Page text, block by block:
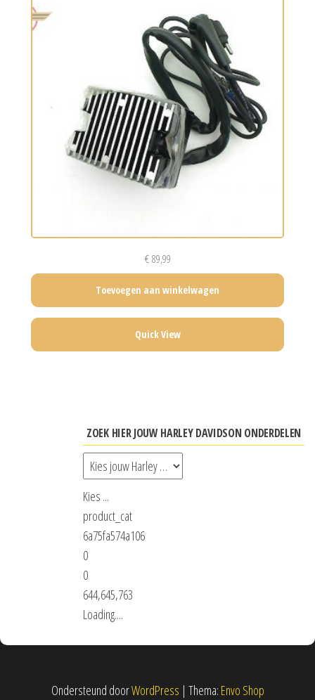
€89,99
Toevoegen aan winkelwagen
Quick View
ZOEK HIER JOUW HARLEY DAVIDSON ONDERDELEN
Kies ...
product_cat
6a75fa574a106
0
0
644,645,763
Loading....
Ondersteund doorWordPress | Thema: Envo Shop